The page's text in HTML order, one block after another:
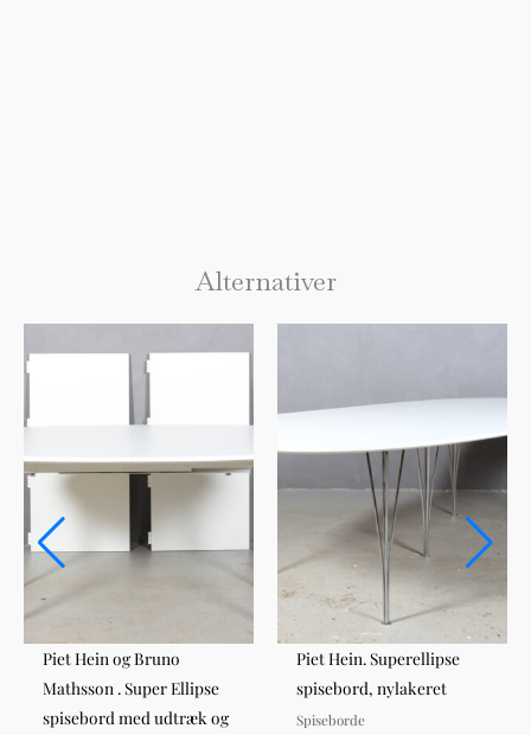
Alternativer
Piet Hein og Bruno
Mathsson . Super Ellipse
spisebord med udtræk og
Piet Hein. Superellipse
spisebord, nylakeret
Spiseborde